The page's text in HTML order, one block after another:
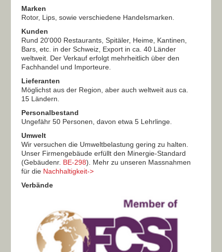
Marken
Rotor, Lips, sowie verschiedene Handelsmarken.
Kunden
Rund 20'000 Restaurants, Spitäler, Heime, Kantinen,
Bars, etc. in der Schweiz, Export in ca. 40 Länder
weltweit. Der Verkauf erfolgt mehrheitlich über den
Fachhandel und Importeure.
Lieferanten
Möglichst aus der Region, aber auch weltweit aus ca.
15 Ländern.
Personalbestand
Ungefähr 50 Personen, davon etwa 5 Lehrlinge.
Umwelt
Wir versuchen die Umweltbelastung gering zu halten.
Unser Firmengebäude erfüllt den Minergie-Standard
(Gebäudenr. BE-298). Mehr zu unseren Massnahmen
für die Nachhaltigkeit->
Verbände